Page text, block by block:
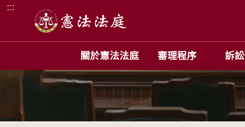
跳到主要內容區塊
:::
關於憲法法庭 審理程序 訴